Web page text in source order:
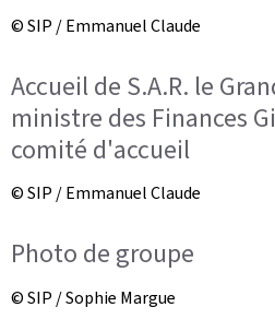
© SIP / Emmanuel Claude
Accueil de S.A.R. le
ministre des Finances
comité d'accueil
© SIP / Emmanuel Claude
Photo de groupe
© SIP / Sophie Margue